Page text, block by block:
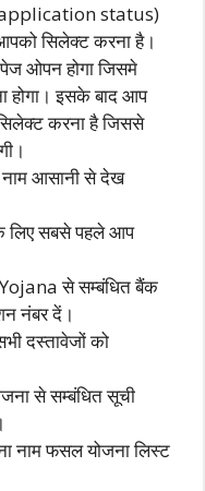
application status)
सिलेक्ट करना है।
ओपन होगा जिसमे
होगा। इसके बाद आप
करना है जिससे
आसानी से देख
लिए सबसे पहले आप
से सम्बंधित बैंक
नंबर दें।
दस्तावेजों को
से सम्बंधित सूची
नाम फसल योजना लिस्ट